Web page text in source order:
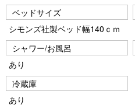
ベッドサイズ
シモンズ社製ベッド幅140ｃｍ
シャワー/お風呂
あり
冷蔵庫
あり